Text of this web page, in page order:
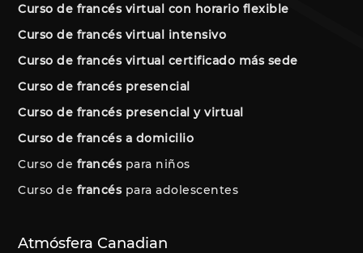
Curso de francés virtual con horario flexible
Curso de francés virtual intensivo
Curso de francés virtual certificado más sede
Curso de francés presencial
Curso de francés presencial y virtual
Curso de francés a domicilio
Curso de francéspara niños
Curso de francéspara adolescentes
Atmósfera Canadian